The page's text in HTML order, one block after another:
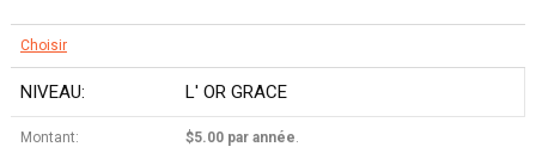
Choisir
L' OR GRACE
$5.00 par année.